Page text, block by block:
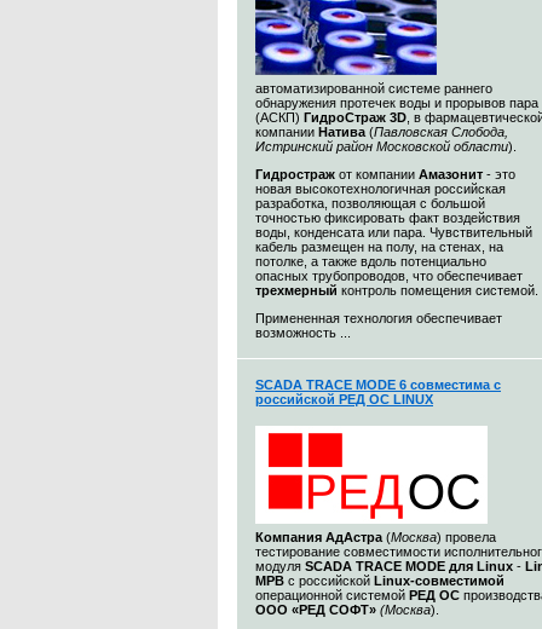
автоматизированной системе раннего
обнаружения протечек воды и прорывов пара
(АСКП) ГидроСтраж 3D , в
компании Натива (Павловская Слобода,
Истринский район Московской области).
Гидростраж от компании Амазонит - это
новая высокотехнологичная российская
разработка, позволяющая с большой
точностью фиксировать факт воздействия
воды, конденсата или пара. Чувствительный
кабель размещен на полу, на стенах, на
потолке, а также вдоль потенциально
опасных трубопроводов, что обеспечивает
трехмерный контроль помещения системой.
Примененная технология обеспечивает
возможность ...
SCADA TRACE MODE 6 совместима с
российской РЕД ОС LINUX
Компания АдАстра (Москва) провела
тестирование совместимости
модуля SCADA TRACE MODE для Linux -
МРВ с российской Linux-совместимой
операционной системой РЕД ОС
ООО «РЕД СОФТ» (Москва).